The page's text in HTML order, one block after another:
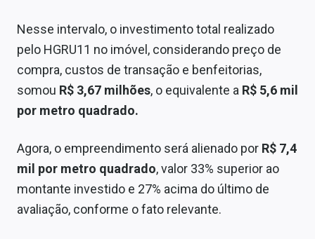
Nesse intervalo, o investimento total realizado
pelo HGRU11 no imóvel, considerando preço de
compra, custos de transação e benfeitorias,
somou R$ 3,67 milhões, o equivalente a R$ 5,6 mil
por metro quadrado.
Agora, o empreendimento será alienado por R$ 7,4
mil por metro quadrado, valor 33% superior ao
montante investido e 27% acima do último de
avaliação, conforme o fato relevante.